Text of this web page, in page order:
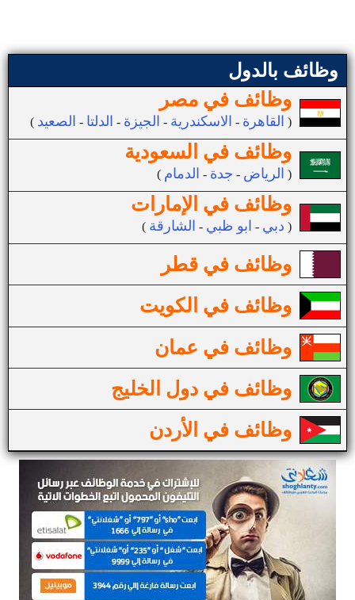
وظائف بالدول
وظائف في مصر
( القاهرة - الاسكندرية - الجيزة - الدلتا - الصعيد )
وظائف في السعودية
( الرياض - جدة - الدمام )
وظائف في الإمارات
( دبي - ابو ظبي - الشارقة )
وظائف في قطر
وظائف في الكويت
وظائف في عمان
وظائف في دول الخليج
وظائف في الأردن